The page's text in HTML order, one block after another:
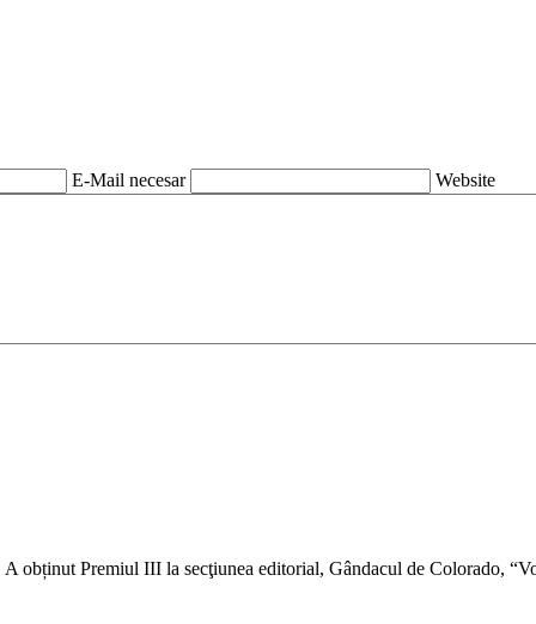
E-Mail necesar Website
obținut Premiul III la secţiunea editorial, Gândacul de Colorado,